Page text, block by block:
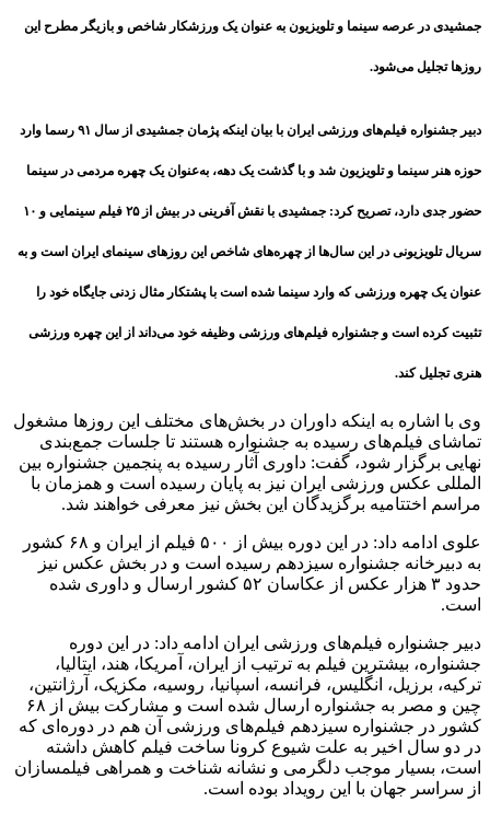
جمشیدی در عرصه سینما و تلویزیون به عنوان یک ورزشکار شاخص و بازیگر مطرح این
روزها تجلیل می‌شود.
دبیر جشنواره فیلم‌های ورزشی ایران با بیان اینکه پژمان جمشیدی از سال ۹۱ رسما وارد
حوزه هنر سینما و تلویزیون شد و با گذشت یک دهه، به‌عنوان یک چهره مردمی در سینما
حضور جدی دارد، تصریح کرد: جمشیدی با نقش آفرینی در بیش از ۲۵ فیلم سینمایی و ۱۰
سریال تلویزیونی در این سال‌ها از چهره‌های شاخص این روزهای سینمای ایران است و به
عنوان یک چهره ورزشی که وارد سینما شده است با پشتکار مثال زدنی جایگاه خود را
تثبیت کرده است و جشنواره فیلم‌های ورزشی وظیفه خود می‌داند از این چهره ورزشی
هنری تجلیل کند.
وی با اشاره به اینکه داوران در بخش‌های مختلف این روزها مشغول
تماشای فیلم‌های رسیده به جشنواره هستند تا جلسات جمع‌بندی
نهایی برگزار شود، گفت: داوری آثار رسیده به پنجمین جشنواره بین
المللی عکس ورزشی ایران نیز به پایان رسیده است و همزمان با
مراسم اختتامیه برگزیدگان این بخش نیز معرفی خواهند شد.
علوی ادامه داد: در این دوره بیش از ۵۰۰ فیلم از ایران و ۶۸ کشور
به دبیرخانه جشنواره سیزدهم رسیده است و در بخش عکس نیز
حدود ۳ هزار عکس از عکاسان ۵۲ کشور ارسال و داوری شده
است.
دبیر جشنواره فیلم‌های ورزشی ایران ادامه داد: در این دوره
جشنواره، بیشترین فیلم به ترتیب از ایران، آمریکا، هند، ایتالیا،
ترکیه، برزیل، انگلیس، فرانسه، اسپانیا، روسیه، مکزیک، آرژانتین،
چین و مصر به جشنواره ارسال شده است و مشارکت بیش از ۶۸
کشور در جشنواره سیزدهم فیلم‌های ورزشی آن هم در دوره‌ای که
در دو سال اخیر به علت شیوع کرونا ساخت فیلم کاهش داشته
است، بسیار موجب دلگرمی و نشانه شناخت و همراهی فیلمسازان
از سراسر جهان با این رویداد بوده است.